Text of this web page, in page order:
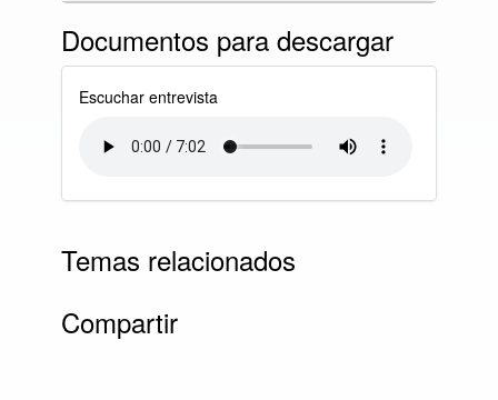
Documentos para descargar
Escuchar entrevista
Temas relacionados
Compartir